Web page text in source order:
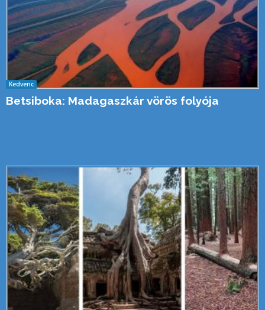
Kedvenc
Betsiboka: Madagaszkár vörös folyója